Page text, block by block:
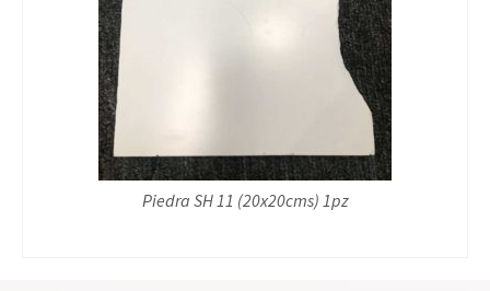
Piedra SH 11 (20x20cms) 1pz